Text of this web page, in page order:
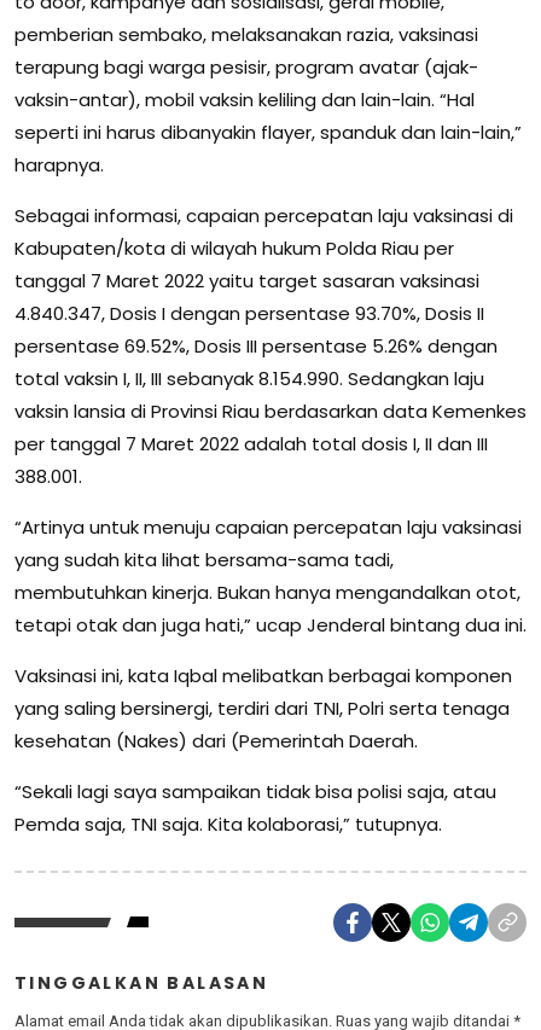
pemberian sembako, melaksanakan razia, vaksinasi
terapung bagi warga pesisir, program avatar (ajak-
vaksin-antar), mobil vaksin keliling dan lain-lain. “Hal
seperti ini harus dibanyakin flayer, spanduk dan lain-lain,”
harapnya.
Sebagai informasi, capaian percepatan laju vaksinasi di
Kabupaten/kota di wilayah hukum Polda Riau per
tanggal 7 Maret 2022 yaitu target sasaran vaksinasi
4.840.347, Dosis I dengan persentase 93.70%, Dosis II
persentase 69.52%, Dosis III persentase 5.26% dengan
total vaksin I, II, III sebanyak 8.154.990. Sedangkan laju
vaksin lansia di Provinsi Riau berdasarkan data Kemenkes
per tanggal 7 Maret 2022 adalah total dosis I, II dan III
388.001.
“Artinya untuk menuju capaian percepatan laju vaksinasi
yang sudah kita lihat bersama-sama tadi,
membutuhkan kinerja. Bukan hanya mengandalkan otot,
tetapi otak dan juga hati,” ucap Jenderal bintang dua ini.
Vaksinasi ini, kata Iqbal melibatkan berbagai komponen
yang saling bersinergi, terdiri dari TNI, Polri serta tenaga
kesehatan (Nakes) dari (Pemerintah Daerah.
“Sekali lagi saya sampaikan tidak bisa polisi saja, atau
Pemda saja, TNI saja. Kita kolaborasi,” tutupnya.
TINGGALKAN BALASAN
Alamat email Anda tidak akan dipublikasikan. Ruas yang wajib ditandai *